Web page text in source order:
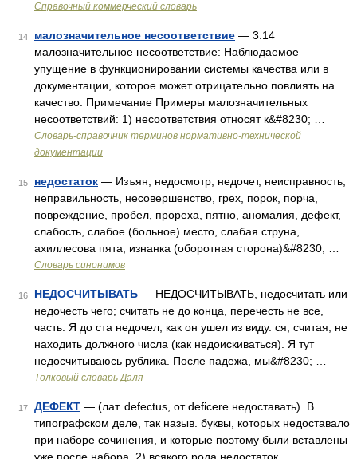
Справочный коммерческий словарь
14 малозначительное несоответствие — 3.14
малозначительное несоответствие: Наблюдаемое
упущение в функционировании системы качества или в
документации, которое может отрицательно повлиять на
качество. Примечание Примеры малозначительных
несоответствий: 1) несоответствия относят к&#8230; …
Словарь-справочник терминов нормативно-технической
документации
15 недостаток — Изъян, недосмотр, недочет, неисправность,
неправильность, несовершенство, грех, порок, порча,
повреждение, пробел, прореха, пятно, аномалия, дефект,
слабость, слабое (больное) место, слабая струна,
ахиллесова пята, изнанка (оборотная сторона)&#8230; …
Словарь синонимов
16 НЕДОСЧИТЫВАТЬ — НЕДОСЧИТЫВАТЬ, недосчитать или
недочесть чего; считать не до конца, перечесть не все,
часть. Я до ста недочел, как он ушел из виду. ся, считая, не
находить должного числа (как недоискиваться). Я тут
недосчитываюсь рублика. После падежа, мы&#8230; …
Толковый словарь Даля
17 ДЕФЕКТ — (лат. defectus, от deficere недоставать). В
типографском деле, так назыв. буквы, которых недоставало
при наборе сочинения, и которые поэтому были вставлены